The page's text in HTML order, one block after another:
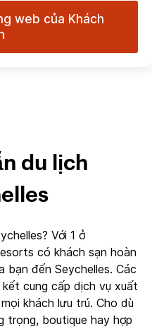
web của Khách
du lịch
Với 1 ở
có khách sạn hoàn
bạn đến Seychelles. Các
cung cấp dịch vụ xuất
khách lưu trú. Cho dù
trọng, boutique hay hợp